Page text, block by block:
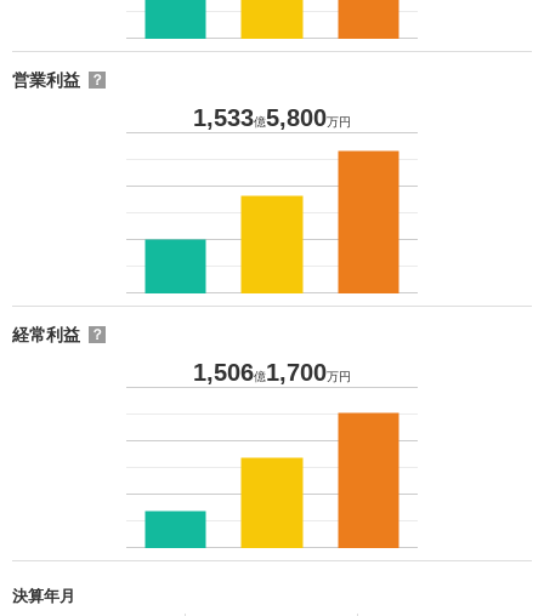
営業利益 ？
1,533億5,800万円
経常利益 ？
1,506億1,700万円
決算年月